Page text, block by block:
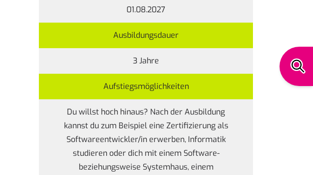
01.08.2027
Ausbildungsdauer
3 Jahre
Aufstiegsmöglichkeiten
Du willst hoch hinaus? Nach der Ausbildung
kannst du zum Beispiel eine Zertifizierung als
Softwareentwickler/in erwerben, Informatik
studieren oder dich mit einem Software-
beziehungsweise Systemhaus, einem